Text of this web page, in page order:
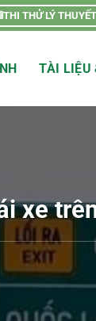
THỬ LÝ
TÀI LIỆU
xe